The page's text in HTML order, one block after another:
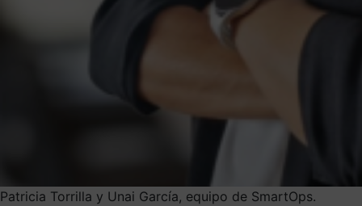
Patricia Torrilla y Unai García, equipo de SmartOps.